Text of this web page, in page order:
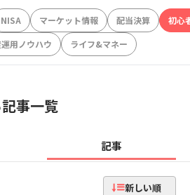
NISA マーケット情報 配当決算
初心
用ノウハウ ライフ&マネー
事一覧
記事
新しい順